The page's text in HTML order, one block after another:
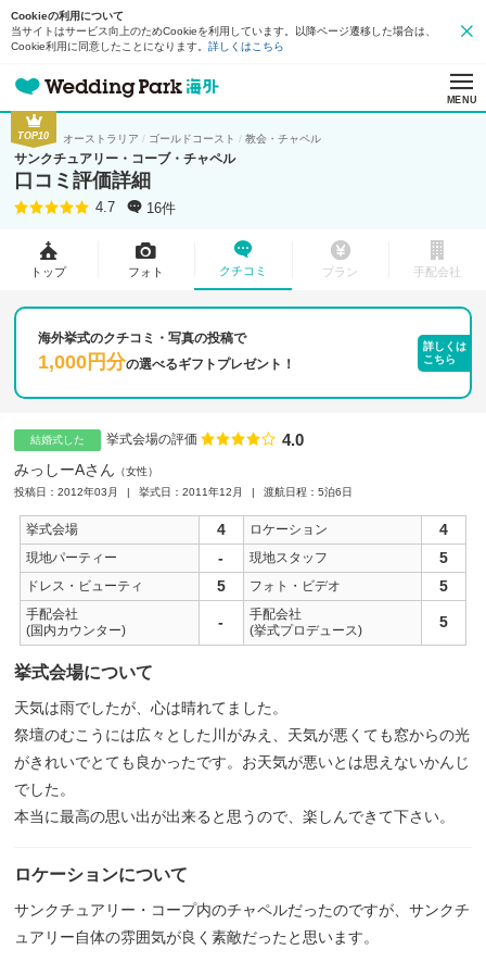
Cookieの利用について
当サイトはサービス向上のためCookieを利用しています。以降ページ遷移した場合は、
Cookie利用に同意したことになります。 詳しくはこちら
MENU
TOP10 オーストラリア ゴールドコースト 教会・チャペル
サンクチュアリー・コーブ・チャペル
口コミ評価詳細
4.7 16件
トップ フォト クチコミ プラン 手配会社
海外挙式のクチコミ・写真の投稿で
1,000円分の選べるギフトプレゼント！
詳しくは
こちら
結婚式した 挙式会場の評価 点数
4.0
みっしーAさん
女性
投稿日：2012年03月
挙式日：2011年12月 渡航日程：5泊6日
挙式会場 4 ロケーション 4
現地パーティー - 現地スタッフ 5
ドレス・ビューティ 5 フォト・ビデオ 5
手配会社
(国内カウンター)
-
手配会社
(挙式プロデュース)
5
挙式会場について
天気は雨でしたが、心は晴れてました。
祭壇のむこうには広々とした川がみえ、天気が悪くても窓からの光
がきれいでとても良かったです。お天気が悪いとは思えないかんじ
でした。
本当に最高の思い出が出来ると思うので、楽しんできて下さい。
ロケーションについて
サンクチュアリー・コープ内のチャペルだったのですが、サンクチ
ュアリー自体の雰囲気が良く素敵だったと思います。